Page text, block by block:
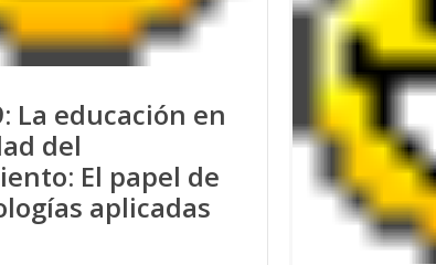
La educación en
del
El papel de
aplicadas